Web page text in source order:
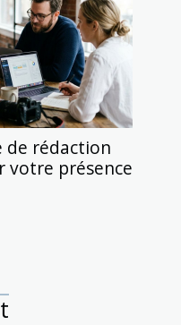
de rédaction
présence